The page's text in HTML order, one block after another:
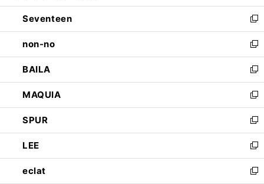
開
く
ウ
で
開
く
ン
ド
ウ
で
開
く
Seventeen
新
し
い
ウ
ィ
ン
ド
ウ
で
開
く
non-no
新
し
い
ウ
ィ
ン
ド
ウ
で
開
く
BAILA
新
し
い
ウ
ィ
ン
ド
ウ
で
MAQUIA
新
し
い
ウ
ィ
ン
ド
SPUR
新
し
い
ウ
ィ
LEE
新
し
い
eclat
新